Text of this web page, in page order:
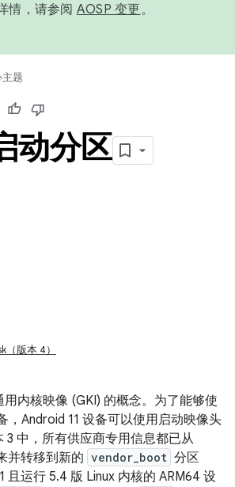
情，请参阅 AOSP 变更。
题
动分区
版本 4）
用内核映像 (GKI) 的概念。为了能够使
，Android 11 设备可以使用启动映像头
3 中，所有供应商专用信息都已从
并转移到新的 vendor_boot 分区
且运行 5.4 版 Linux 内核的 ARM64 设